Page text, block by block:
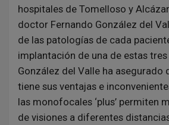
hospitales de Tomelloso y
doctor Fernando González del
de las patologías de cada
implantación de una de estas
González del Valle ha asegurado
tiene sus ventajas e
las monofocales ‘plus’ permiten
de visiones a diferentes